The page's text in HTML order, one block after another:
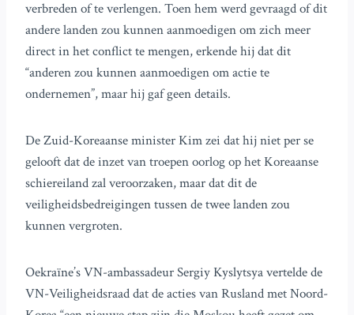
verbreden of te verlengen. Toen hem werd gevraagd of dit
andere landen zou kunnen aanmoedigen om zich meer
direct in het conflict te mengen, erkende hij dat dit
“anderen zou kunnen aanmoedigen om actie te
ondernemen”, maar hij gaf geen details.
De Zuid-Koreaanse minister Kim zei dat hij niet per se
gelooft dat de inzet van troepen oorlog op het Koreaanse
schiereiland zal veroorzaken, maar dat dit de
veiligheidsbedreigingen tussen de twee landen zou
kunnen vergroten.
Oekraïne’s VN-ambassadeur Sergiy Kyslytsya vertelde de
VN-Veiligheidsraad dat de acties van Rusland met Noord-